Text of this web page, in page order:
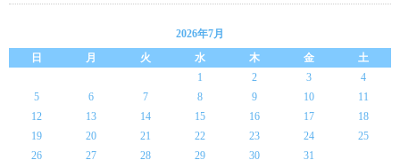
2026年7月
日
月 火 水 木 金
土
1
2 3
4
5
6 7 8 9 10
11
12
13 14 15 16 17
18
19
20 21 22 23 24
25
26
27 28 29 30 31